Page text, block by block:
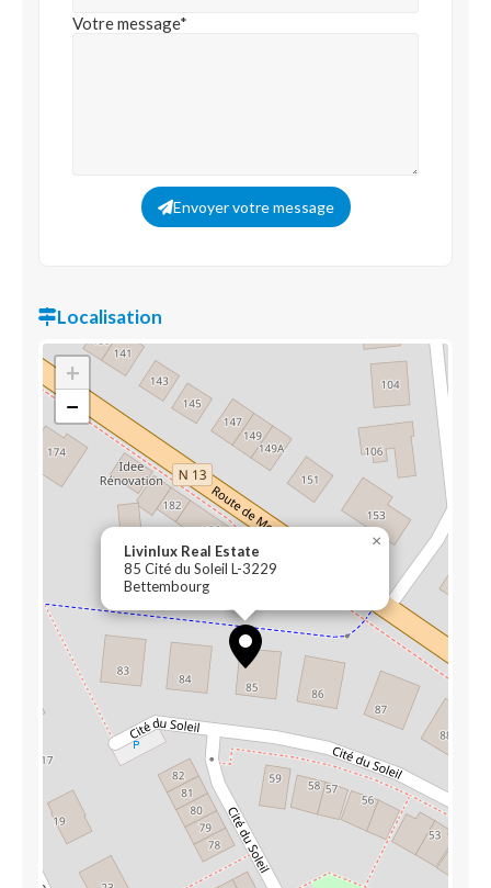
Votre message*
Envoyer votre message
Localisation
Livinlux Real Estate
85 Cité du Soleil L-3229
Bettembourg
×
+
−